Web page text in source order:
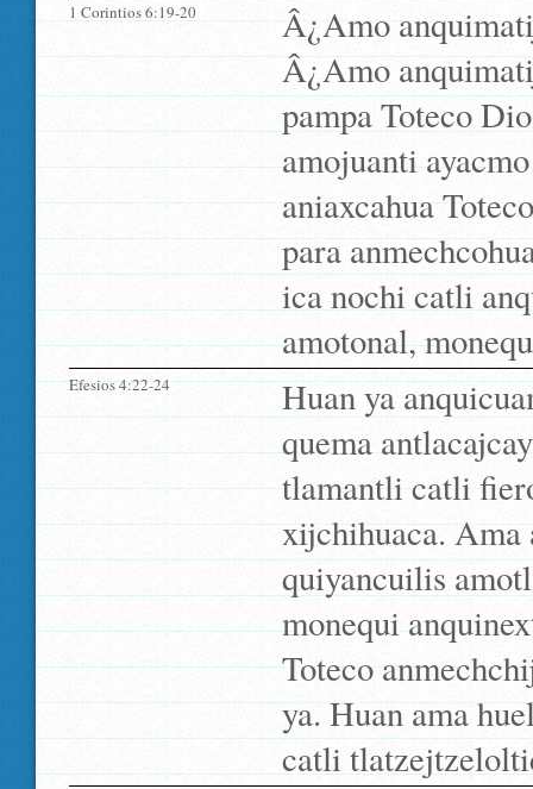
1 Corintios 6:19-20
Â¿Amo
Â¿Amo
pampa Toteco
amojuanti
aniaxcahua
para
ica nochi catli
amotonal,
Efesios 4:22-24
Huan ya
quema
tlamantli catli
xijchihuaca. Ama
quiyancuilis
monequi
Toteco
ya. Huan ama
catli